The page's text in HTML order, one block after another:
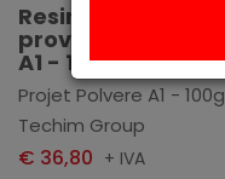
Resina per
provvisori - Colore
A1 - 100g
Projet Polvere A1 - 100g
Techim Group
€ 36,80 + IVA